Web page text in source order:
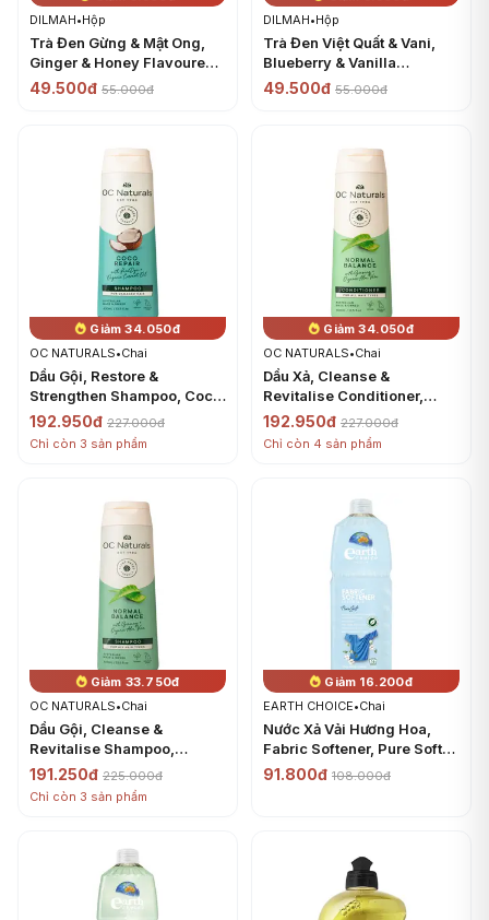
DILMAH•Hộp
Trà Đen Gừng & Mật Ong,
Ginger & Honey Flavoured
Ceylon Black Tea, 20 Túi
49.500đ 55.000đ
DILMAH•Hộp
Trà Đen Việt Quất & Vani,
Blueberry & Vanilla
Flavoured Ceylon Black
49.500đ 55.000đ
Giảm 34.050đ
OC NATURALS•Chai
Dầu Gội, Restore &
Strengthen Shampoo, Coco
Repair, with Keradyn &
Organic Coconut Oil
(400ml) - OC NATURALS
192.950đ 227.000đ
Chỉ còn 3 sản phẩm
Giảm 34.050đ
OC NATURALS•Chai
Dầu Xả, Cleanse &
Revitalise Conditioner,
Normal Balance, with
Organic Alove Vera &
Ginseng (400ml) - OC
192.950đ 227.000đ
Chỉ còn 4 sản phẩm
Giảm 33.750đ
OC NATURALS•Chai
Dầu Gội, Cleanse &
Revitalise Shampoo,
Normal Balance, with
Organic Aloe Vera &
Ginseng (400ml) - OC
191.250đ 225.000đ
Chỉ còn 3 sản phẩm
Giảm 16.200đ
EARTH CHOICE•Chai
Nước Xả Vải Hương Hoa,
Fabric Softener, Pure Soft
(1L) - EARTH CHOICE
91.800đ 108.000đ